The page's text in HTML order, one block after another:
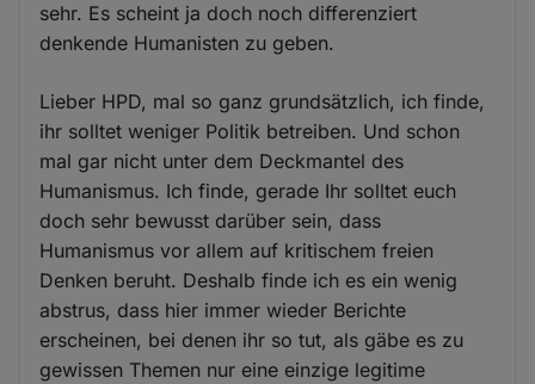
sehr. Es scheint ja doch noch differenziert
denkende Humanisten zu geben.
Lieber HPD, mal so ganz grundsätzlich, ich finde,
ihr solltet weniger Politik betreiben. Und schon
mal gar nicht unter dem Deckmantel des
Humanismus. Ich finde, gerade Ihr solltet euch
doch sehr bewusst darüber sein, dass
Humanismus vor allem auf kritischem freien
Denken beruht. Deshalb finde ich es ein wenig
abstrus, dass hier immer wieder Berichte
erscheinen, bei denen ihr so tut, als gäbe es zu
gewissen Themen nur eine einzige legitime